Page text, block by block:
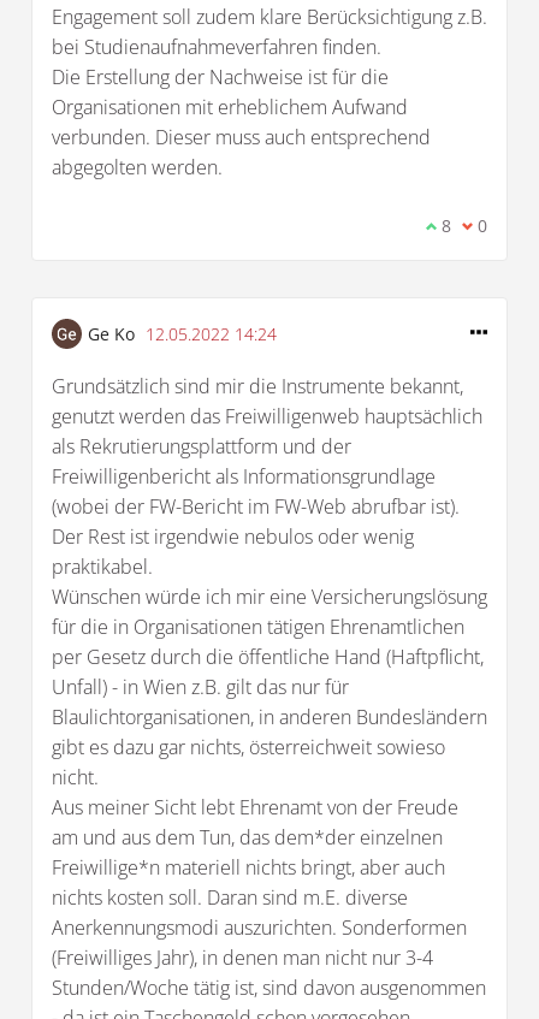
Engagement soll zudem klare Berücksichtigung z.B.
bei Studienaufnahmeverfahren finden.
Die Erstellung der Nachweise ist für die
Organisationen mit erheblichem Aufwand
verbunden. Dieser muss auch entsprechend
abgegolten werden.
Ich stimme
8 Ich bin
0
Ge Ko 12.05.2022 14:24
Grundsätzlich sind mir die Instrumente bekannt,
genutzt werden das Freiwilligenweb hauptsächlich
als Rekrutierungsplattform und der
Freiwilligenbericht als Informationsgrundlage
(wobei der FW-Bericht im FW-Web abrufbar ist).
Der Rest ist irgendwie nebulos oder wenig
praktikabel.
Wünschen würde ich mir eine Versicherungslösung
für die in Organisationen tätigen Ehrenamtlichen
per Gesetz durch die öffentliche Hand (Haftpflicht,
Unfall) - in Wien z.B. gilt das nur für
Blaulichtorganisationen, in anderen Bundesländern
gibt es dazu gar nichts, österreichweit sowieso
nicht.
Aus meiner Sicht lebt Ehrenamt von der Freude
am und aus dem Tun, das dem*der einzelnen
Freiwillige*n materiell nichts bringt, aber auch
nichts kosten soll. Daran sind m.E. diverse
Anerkennungsmodi auszurichten. Sonderformen
(Freiwilliges Jahr), in denen man nicht nur 3-4
Stunden/Woche tätig ist, sind davon ausgenommen